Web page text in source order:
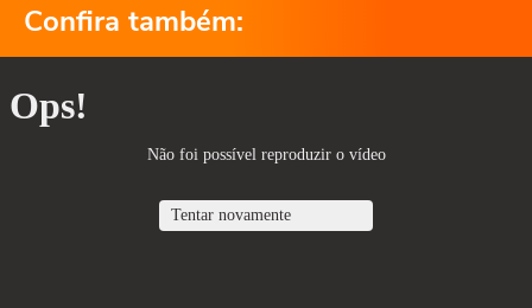
Confira também: